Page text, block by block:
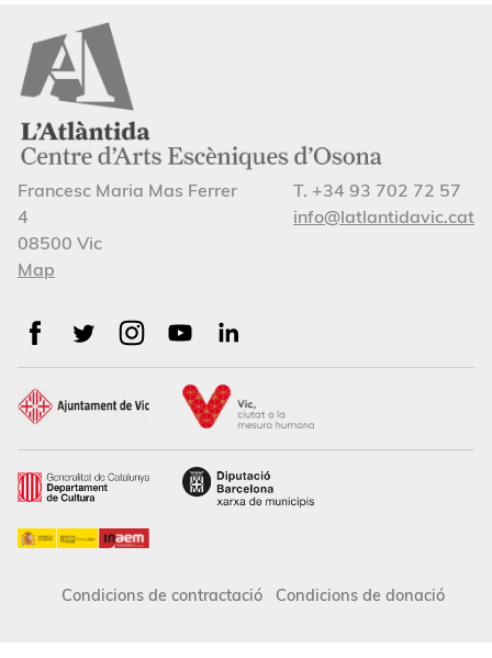
Francesc Maria Mas Ferrer
4
08500 Vic
Map
T. +34 93 702 72 57
info@latlantidavic.cat
Condicions de contractació Condicions de donació